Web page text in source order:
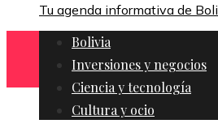
Tu agenda informativa de
Bolivia
Inversiones y negocios
Ciencia y tecnología
Cultura y ocio